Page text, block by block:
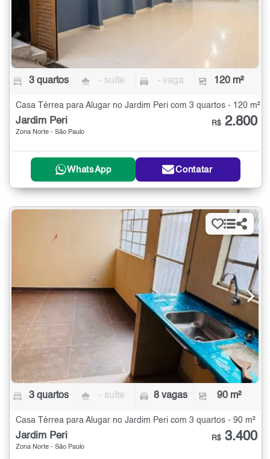
3 quartos - suíte - vaga 120 m²
Casa Térrea para Alugar no Jardim Peri com 3 quartos - 120 m²
Jardim Peri
Zona Norte - São Paulo
R$ 2.800
WhatsApp Contatar
3 quartos - suíte 8 vagas 90 m²
Casa Térrea para Alugar no Jardim Peri com 3 quartos - 90 m²
Jardim Peri
Zona Norte - São Paulo
R$ 3.400